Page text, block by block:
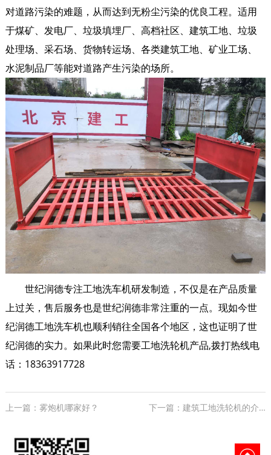
对道路污染的难题，从而达到无粉尘污染的优良工程。适用
于煤矿、发电厂、垃圾填埋厂、高档社区、建筑工地、垃圾
处理场、采石场、货物转运场、各类建筑工地、矿业工场、
水泥制品厂等能对道路产生污染的场所。
世纪润德专注工地洗车机研发制造，不仅是在产品质量
上过关，售后服务也是世纪润德非常注重的一点。现如今世
纪润德工地洗车机也顺利销往全国各个地区，这也证明了世
纪润德的实力。如果此时您需要工地洗轮机产品,拨打热线电
话：18363917728
上一篇：雾炮机哪家好？ 下一篇：建筑工地洗轮机的介绍